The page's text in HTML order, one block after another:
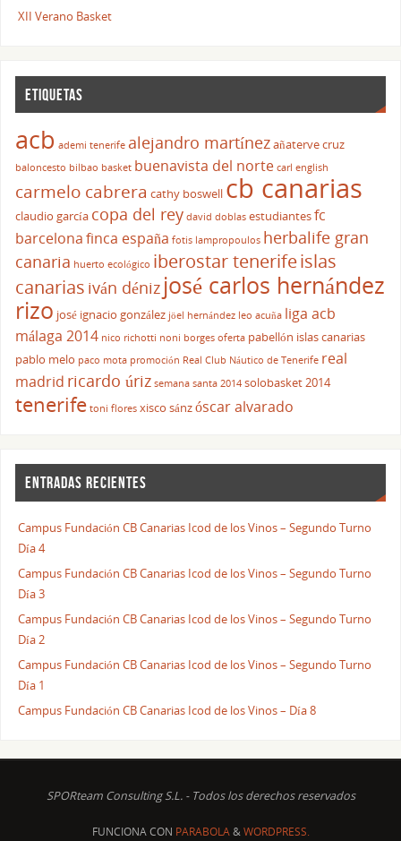
XII Verano Basket
ETIQUETAS
acb ademi tenerife alejandro martínezañaterve cruz
baloncesto bilbao basket buenavista del norte carl english
carmelo cabrera cathy boswell cb canarias
claudio garcía copa del rey david doblas estudiantesfc
barcelonafinca españa fotis lampropoulos herbalife gran
canaria huerto ecológico iberostar tenerifeislas
canarias iván déniz josé carlos hernández
rizo josé ignacio gonzález jöel hernández leo acuña liga acb
málaga 2014 nico richotti noni borges oferta pabellón islas canarias
pablo melo paco mota promoción Real Club Náutico de Tenerife real
madrid ricardo úriz semana santa 2014 solobasket 2014
tenerife toni flores xisco sánzóscar alvarado
ENTRADAS RECIENTES
Campus Fundación CB Canarias Icod de los Vinos – Segundo Turno
Día 4
Campus Fundación CB Canarias Icod de los Vinos – Segundo Turno
Día 3
Campus Fundación CB Canarias Icod de los Vinos – Segundo Turno
Día 2
Campus Fundación CB Canarias Icod de los Vinos – Segundo Turno
Día 1
Campus Fundación CB Canarias Icod de los Vinos – Día 8
SPORteam Consulting S.L. - Todos los derechos reservados
FUNCIONA CON PARABOLA&WORDPRESS.